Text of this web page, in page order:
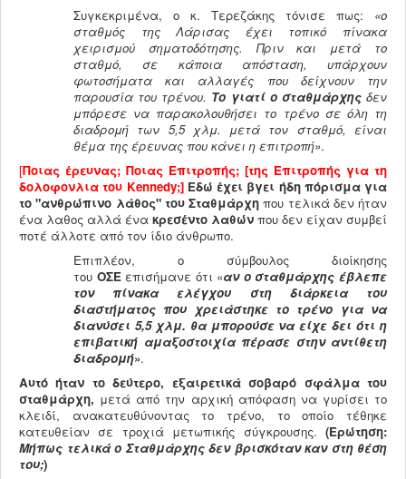
Συγκεκριμένα, ο κ. Τερεζάκης τόνισε πως: «ο
σταθμός της Λάρισας έχει τοπικό πίνακα
χειρισμού σηματοδότησης. Πριν και μετά το
σταθμό, σε κάποια απόσταση, υπάρχουν
φωτοσήματα και αλλαγές που δείχνουν την
παρουσία του τρένου. Το γιατί ο σταθμάρχηςδεν
μπόρεσε να παρακολουθήσει το τρένο σε όλη τη
διαδρομή των 5,5 χλμ. μετά τον σταθμό, είναι
θέμα της έρευνας που κάνει η επιτροπή».
[Ποιας έρευνας; Ποιας Επιτροπής; [της Επιτροπής για τη
δολοφονλια του Kennedy;]Εδώ έχει βγει ήδη πόρισμα για
το "ανθρώπινο λάθος" του Σταθμάρχηπου τελικά δεν ήταν
ένα λαθος αλλά ένα κρεσέντο λαθών που δεν είχαν συμβεί
ποτέ άλλοτε από τον ίδιο άνθρωπο.
Επιπλέον, ο σύμβουλος διοίκησης
του ΟΣΕεπισήμανε ότι «αν ο σταθμάρχης έβλεπε
τον πίνακα ελέγχου στη διάρκεια του
διαστήματος που χρειάστηκε το τρένο για να
διανύσει 5,5 χλμ. θα μπορούσε να είχε δει ότι η
επιβατική αμαξοστοιχία πέρασε στην αντίθετη
διαδρομή».
Αυτό ήταν το δεύτερο, εξαιρετικά σοβαρό σφάλμα του
σταθμάρχη, μετά από την αρχική απόφαση να γυρίσει το
κλειδί, ανακατευθύνοντας το τρένο, το οποίο τέθηκε
κατευθείαν σε τροχιά μετωπικής σύγκρουσης. (Ερώτηση:
Μήπως τελικά ο Σταθμάρχης δεν βρισκόταν καν στη θέση
του;)